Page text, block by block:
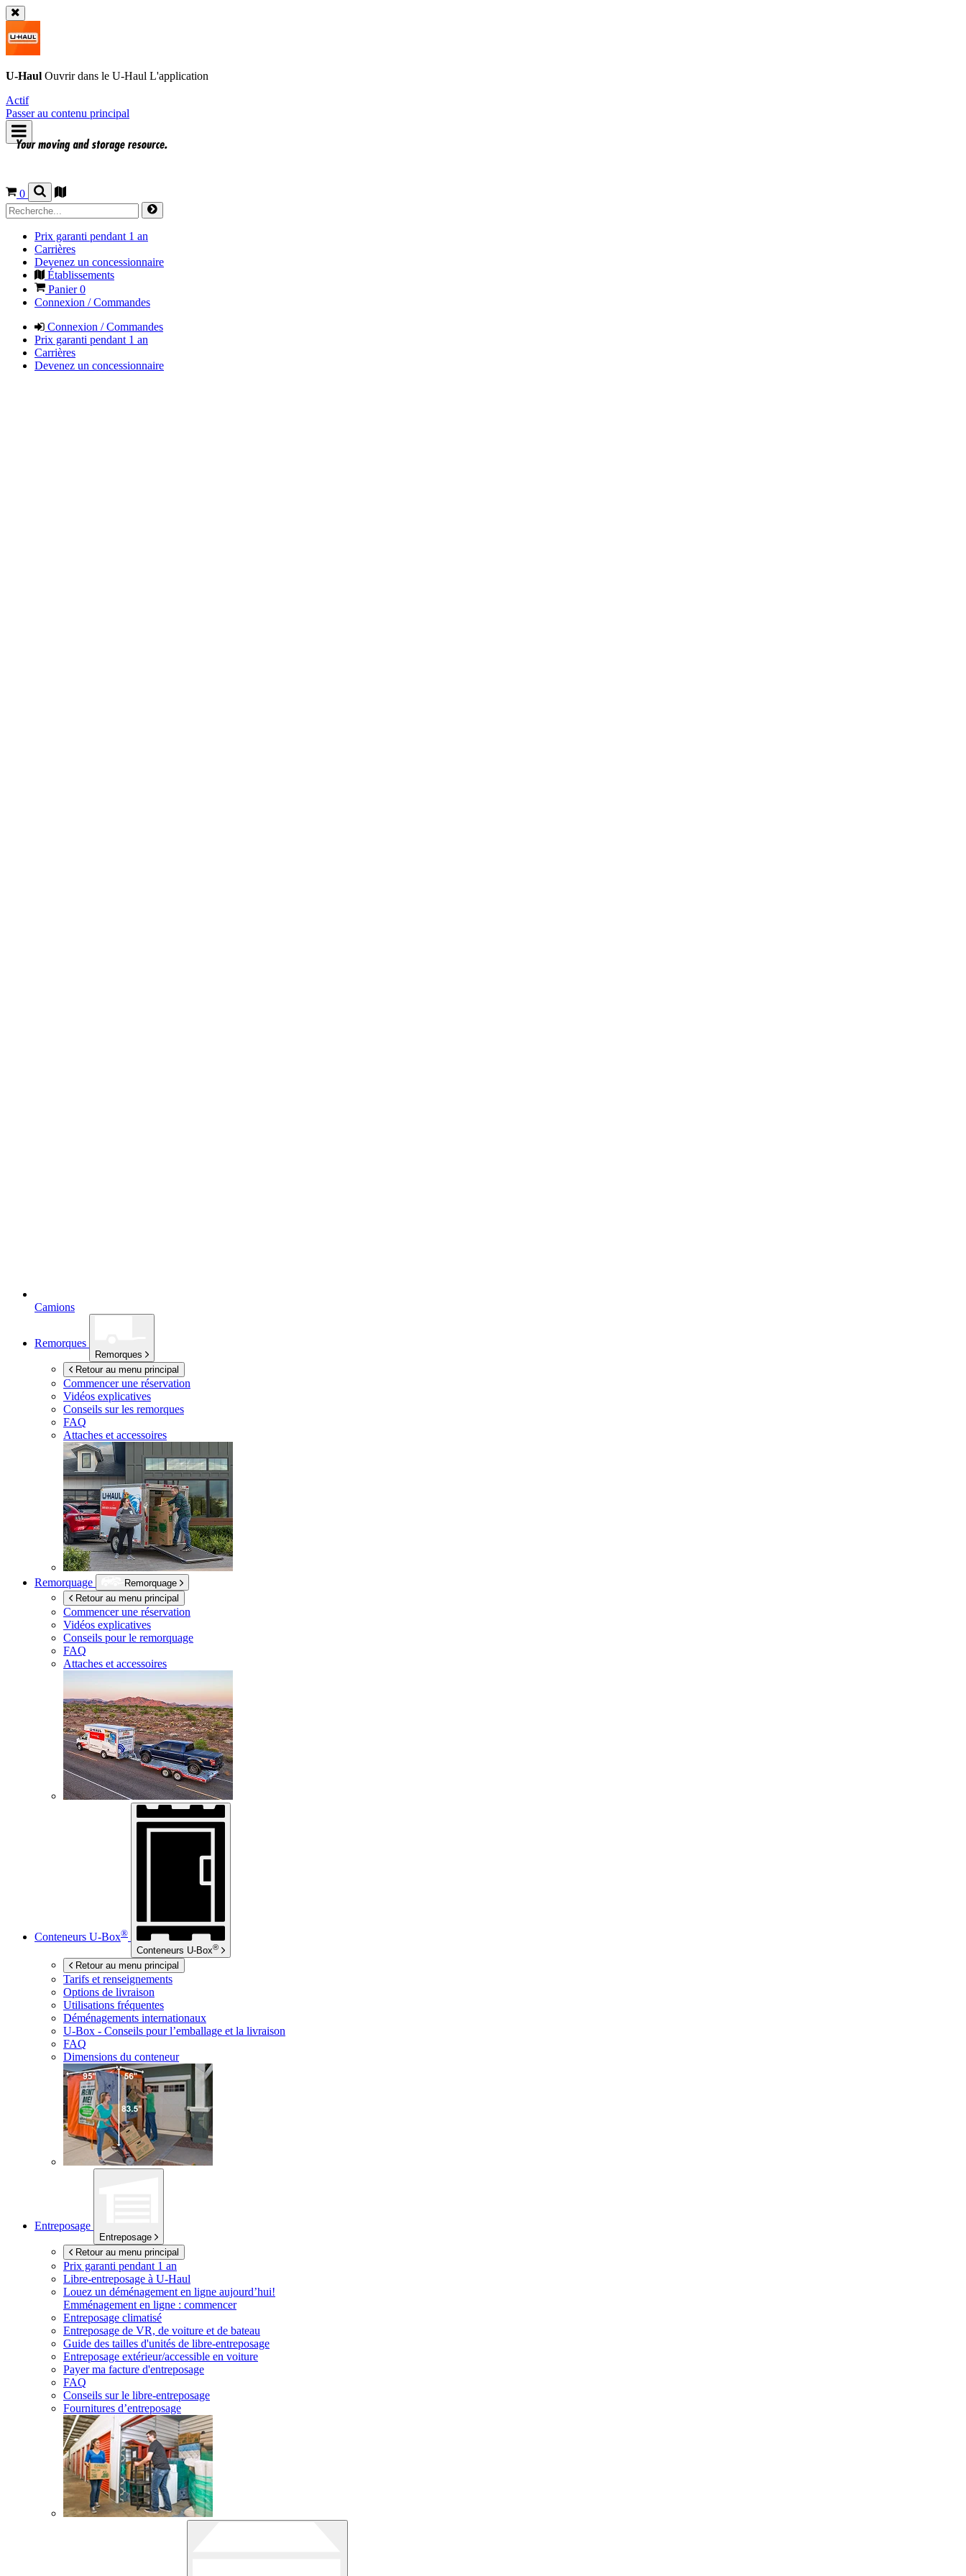
U-Haul Ouvrir dans le U-Haul L'application
Actif
Passer au contenu principal
0
Prix garanti pendant 1 an
Carrières
Devenez un concessionnaire
Établissements
Panier0
Connexion / Commandes
Connexion / Commandes
Prix garanti pendant 1 an
Carrières
Devenez un concessionnaire
Camions
Remorques
Remorques
Retour au menu principal
Commencer une réservation
Vidéos explicatives
Conseils sur les remorques
FAQ
Attaches et accessoires
Remorquage
Remorquage
Retour au menu principal
Commencer une réservation
Vidéos explicatives
Conseils pour le remorquage
FAQ
Attaches et accessoires
Conteneurs U-Box®
Conteneurs U-Box®
Retour au menu principal
Tarifs et renseignements
Options de livraison
Utilisations fréquentes
Déménagements internationaux
U-Box - Conseils pour l’emballage et la livraison
FAQ
Dimensions du conteneur
Entreposage
Entreposage
Retour au menu principal
Prix garanti pendant 1 an
Libre-entreposage à U-Haul
Louez un déménagement en ligne aujourd’hui!
Emménagement en ligne : commencer
Entreposage climatisé
Entreposage de VR, de voiture et de bateau
Guide des tailles d'unités de libre-entreposage
Entreposage extérieur/accessible en voiture
Payer ma facture d'entreposage
FAQ
Conseils sur le libre-entreposage
Fournitures d’entreposage